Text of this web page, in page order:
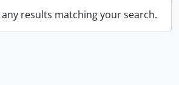
results matching your search.